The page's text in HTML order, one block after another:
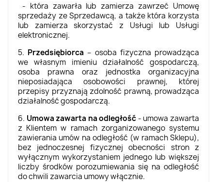
- która zawarła lub zamierza zawrzeć Umowę
sprzedaży ze Sprzedawcą, a także która korzysta
lub zamierza skorzystać z Usługi lub Usługi
elektronicznej.
5. Przedsiębiorca – osoba fizyczna prowadząca
we własnym imieniu działalność gospodarczą,
osoba prawna oraz jednostka organizacyjna
nieposiadająca osobowości prawnej, której
przepisy przyznają zdolność prawną, prowadząca
działalność gospodarczą.
6. Umowa zawarta na odległość - umowa zawarta
z Klientem w ramach zorganizowanego systemu
zawierania umów na odległość (w ramach Sklepu),
bez jednoczesnej fizycznej obecności stron z
wyłącznym wykorzystaniem jednego lub większej
liczby środków porozumiewania się na odległość
do chwili zawarcia umowy włącznie.